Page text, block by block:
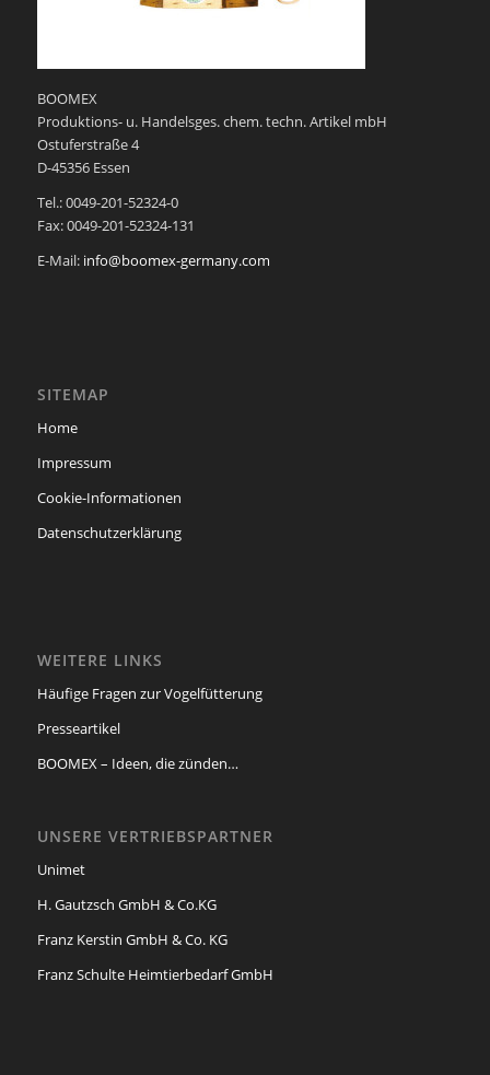
BOOMEX
Produktions- u. Handelsges. chem. techn. Artikel mbH
Ostuferstraße 4
D-45356 Essen
Tel.: 0049-201-52324-0
Fax: 0049-201-52324-131
E-Mail: info@boomex-germany.com
SITEMAP
Home
Impressum
Cookie-Informationen
Datenschutzerklärung
WEITERE LINKS
Häufige Fragen zur Vogelfütterung
Presseartikel
BOOMEX – Ideen, die zünden…
UNSERE VERTRIEBSPARTNER
Unimet
H. Gautzsch GmbH & Co.KG
Franz Kerstin GmbH & Co. KG
Franz Schulte Heimtierbedarf GmbH